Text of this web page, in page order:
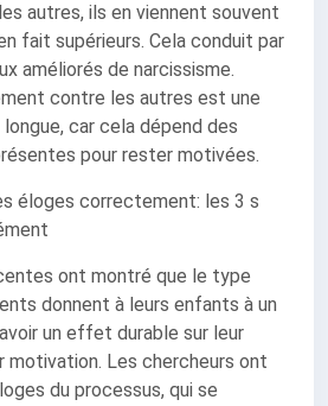
autres, ils en viennent souvent
fait supérieurs. Cela conduit par
améliorés de narcissisme.
contre les autres est une
car cela dépend des
pour rester motivées.
éloges correctement: les 3 s
ont montré que le type
donnent à leurs enfants à un
un effet durable sur leur
motivation. Les chercheurs ont
du processus, qui se